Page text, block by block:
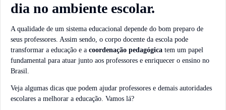
dia no ambiente escolar.
A qualidade de um sistema educacional depende do bom preparo de
seus professores. Assim sendo, o corpo docente da escola pode
transformar a educação e a coordenação pedagógica tem um papel
fundamental para atuar junto aos professores e enriquecer o ensino no
Brasil.
Veja algumas dicas que podem ajudar professores e demais autoridades
escolares a melhorar a educação. Vamos lá?